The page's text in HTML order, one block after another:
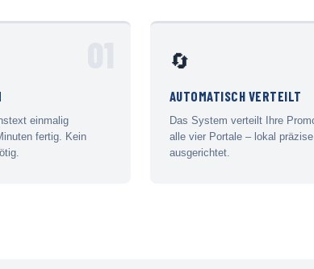
einmalig
fertig. Kein
🔄
AUTOMATISCH VERTEILT
Das System verteilt Ihre
alle vier Portale – lokal
ausgerichtet.